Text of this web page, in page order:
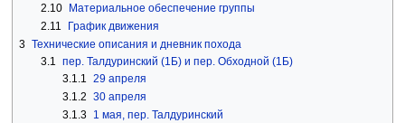
2.10 Материальное обеспечение группы
2.11
График движения
3 Технические описания и дневник похода
3.1 пер. Талдуринский (1Б) и пер. Обходной (1Б)
3.1.1 29 апреля
3.1.2 30 апреля
3.1.3 1 мая, пер. Талдуринский